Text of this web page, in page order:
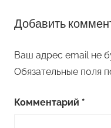
Добавить
Ваш адрес email не
Обязательные поля
Комментарий *